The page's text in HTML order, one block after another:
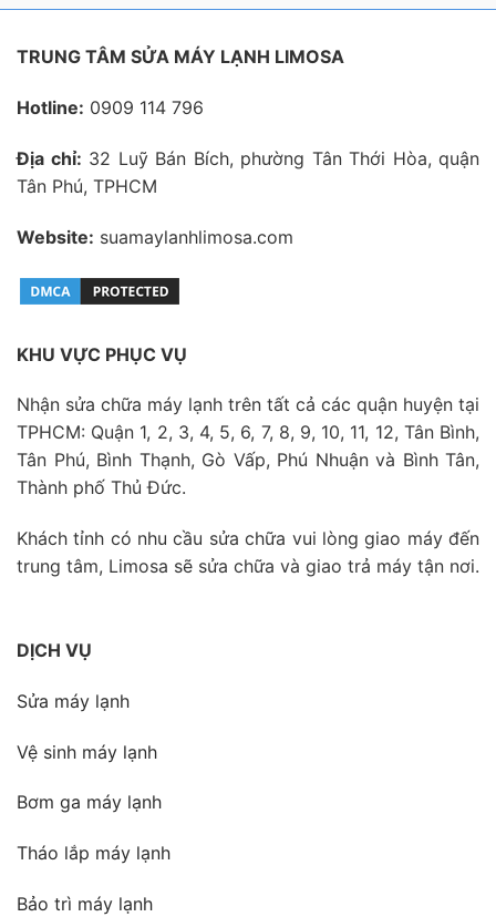
TRUNG TÂM SỬA MÁY LẠNH LIMOSA
Hotline: 0909 114 796
Địa chỉ: 32 Luỹ Bán Bích, phường Tân Thới Hòa, quận
Tân Phú, TPHCM
Website: suamaylanhlimosa.com
KHU VỰC PHỤC VỤ
Nhận sửa chữa máy lạnh trên tất cả các quận huyện tại
TPHCM: Quận 1, 2, 3, 4, 5, 6, 7, 8, 9, 10, 11, 12, Tân Bình,
Tân Phú, Bình Thạnh, Gò Vấp, Phú Nhuận và Bình Tân,
Thành phố Thủ Đức.
Khách tỉnh có nhu cầu sửa chữa vui lòng giao máy đến
trung tâm, Limosa sẽ sửa chữa và giao trả máy tận nơi.
DỊCH VỤ
Sửa máy lạnh
Vệ sinh máy lạnh
Bơm ga máy lạnh
Tháo lắp máy lạnh
Bảo trì máy lạnh